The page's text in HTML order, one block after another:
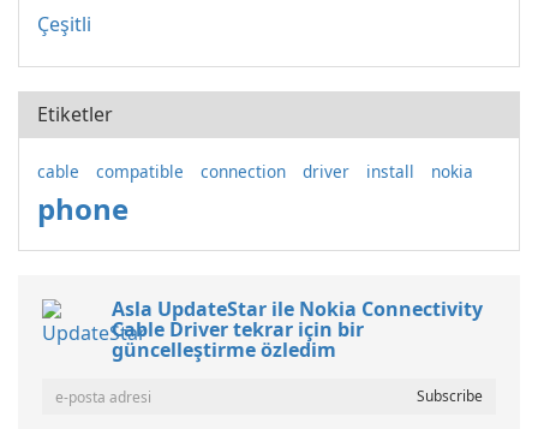
Çeşitli
Etiketler
cable compatible connection driver install nokia
phone
Asla UpdateStar ile Nokia Connectivity
Cable Driver tekrar için bir
güncelleştirme özledim